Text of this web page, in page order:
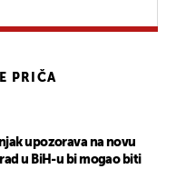
PRIČA
upozorava na novu
u BiH-u bi mogao biti